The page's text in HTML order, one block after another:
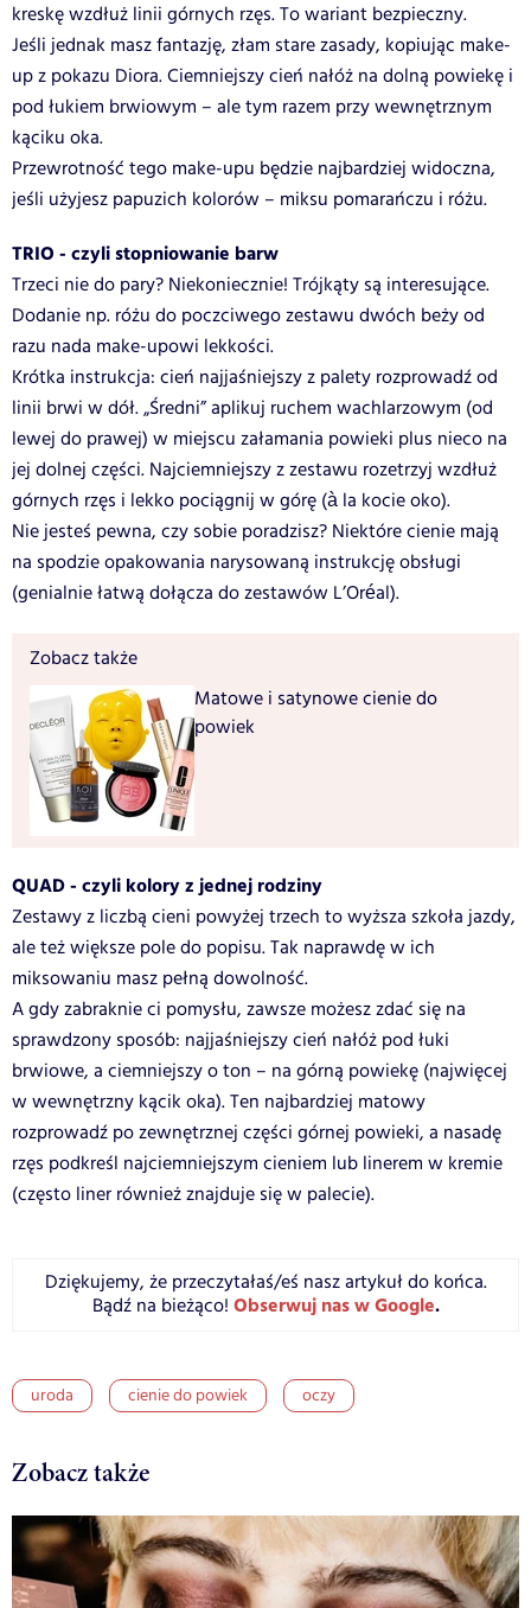
kreskę wzdłuż linii górnych rzęs. To wariant bezpieczny.
Jeśli jednak masz fantazję, złam stare zasady, kopiując make-
up z pokazu Diora. Ciemniejszy cień nałóż na dolną powiekę i
pod łukiem brwiowym – ale tym razem przy wewnętrznym
kąciku oka.
Przewrotność tego make-upu będzie najbardziej widoczna,
jeśli użyjesz papuzich kolorów – miksu pomarańczu i różu.
TRIO - czyli stopniowanie barw
Trzeci nie do pary? Niekoniecznie! Trójkąty są interesujące.
Dodanie np. różu do poczciwego zestawu dwóch beży od
razu nada make-upowi lekkości.
Krótka instrukcja: cień najjaśniejszy z palety rozprowadź od
linii brwi w dół. „Średni” aplikuj ruchem wachlarzowym (od
lewej do prawej) w miejscu załamania powieki plus nieco na
jej dolnej części. Najciemniejszy z zestawu rozetrzyj wzdłuż
górnych rzęs i lekko pociągnij w górę (à la kocie oko).
Nie jesteś pewna, czy sobie poradzisz? Niektóre cienie mają
na spodzie opakowania narysowaną instrukcję obsługi
(genialnie łatwą dołącza do zestawów L’Oréal).
Zobacz także
Matowe i satynowe cienie do
powiek
QUAD - czyli kolory z jednej rodziny
Zestawy z liczbą cieni powyżej trzech to wyższa szkoła jazdy,
ale też większe pole do popisu. Tak naprawdę w ich
miksowaniu masz pełną dowolność.
A gdy zabraknie ci pomysłu, zawsze możesz zdać się na
sprawdzony sposób: najjaśniejszy cień nałóż pod łuki
brwiowe, a ciemniejszy o ton – na górną powiekę (najwięcej
w wewnętrzny kącik oka). Ten najbardziej matowy
rozprowadź po zewnętrznej części górnej powieki, a nasadę
rzęs podkreśl najciemniejszym cieniem lub linerem w kremie
(często liner również znajduje się w palecie).
Dziękujemy, że przeczytałaś/eś nasz artykuł do końca.
Bądź na bieżąco! Obserwuj nas w Google.
uroda cienie do powiek oczy
Zobacz także